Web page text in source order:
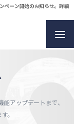
ーン開始のお知らせ。詳細
能アップデートまで、
。